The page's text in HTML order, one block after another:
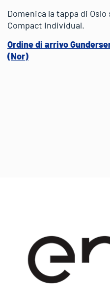
Domenica la tappa di
Compact Individual.
Ordine di arrivo
(Nor)